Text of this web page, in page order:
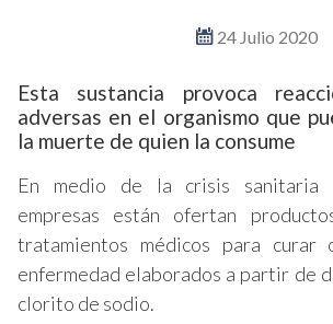
24 Julio 2020
Esta sustancia provoca
adversas en el organismo que
la muerte de quien la consume
En medio de la crisis sanitaria
empresas están ofertan
tratamientos médicos para curar
enfermedad elaborados a partir de
clorito de sodio.